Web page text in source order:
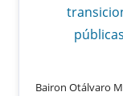
Bairon Otálvaro Marín, Carlos Andrés Tobar